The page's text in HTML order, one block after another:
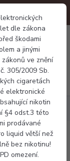
dle zákona
škodami
a jinými
ve znění
305/2009 Sb.
cigaretách
elektronické
nikotin
§4 odst.3 této
prodávané
liquid větší než
bez nikotinu!
omezení.
Menu
0 Kč
10ml